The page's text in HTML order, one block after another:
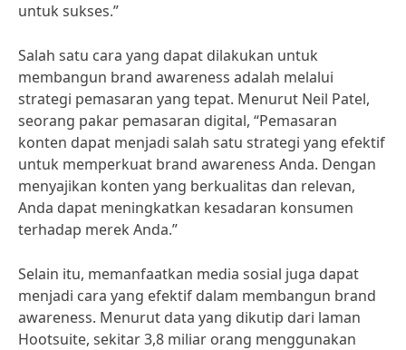
untuk sukses.”
Salah satu cara yang dapat dilakukan untuk
membangun brand awareness adalah melalui
strategi pemasaran yang tepat. Menurut Neil Patel,
seorang pakar pemasaran digital, “Pemasaran
konten dapat menjadi salah satu strategi yang efektif
untuk memperkuat brand awareness Anda. Dengan
menyajikan konten yang berkualitas dan relevan,
Anda dapat meningkatkan kesadaran konsumen
terhadap merek Anda.”
Selain itu, memanfaatkan media sosial juga dapat
menjadi cara yang efektif dalam membangun brand
awareness. Menurut data yang dikutip dari laman
Hootsuite, sekitar 3,8 miliar orang menggunakan